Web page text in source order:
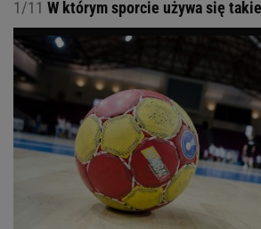
1/11 W którym sporcie używa się